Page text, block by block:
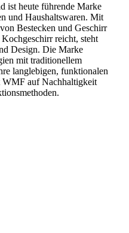
ist heute führende Marke
und Haushaltswaren. Mit
Bestecken und Geschirr
reicht, steht
Design. Die Marke
mit traditionellem
langlebigen, funktionalen
WMF auf Nachhaltigkeit